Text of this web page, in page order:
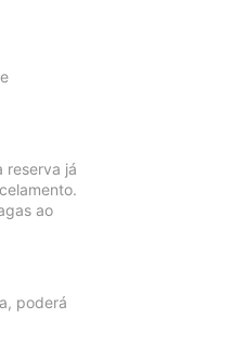
reserva já
ao
poderá